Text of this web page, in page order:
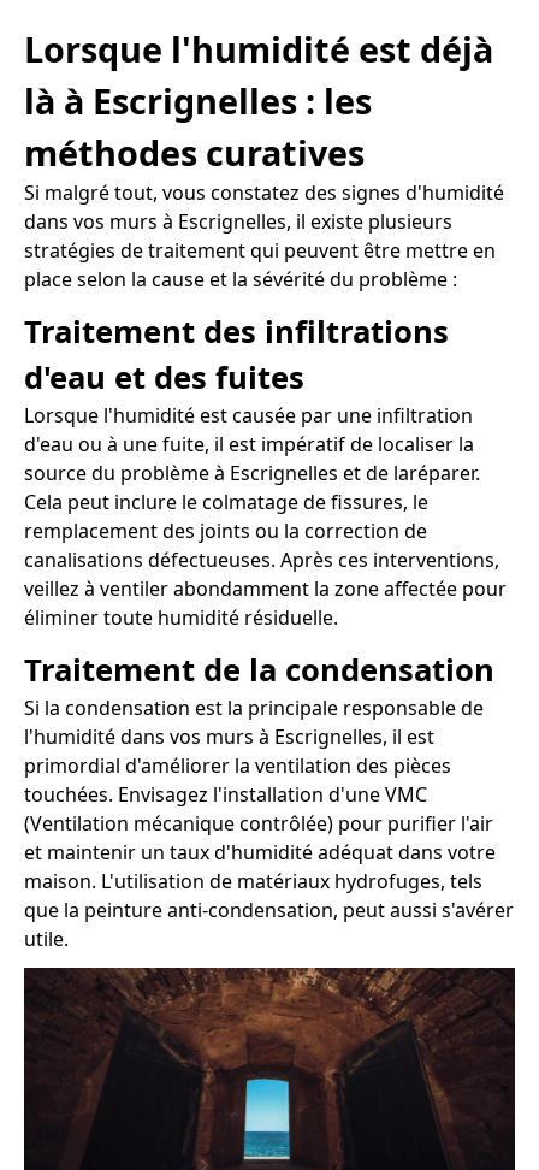
Lorsque l'humidité est déjà
là à Escrignelles : les
méthodes curatives
Si malgré tout, vous constatez des signes d'humidité
dans vos murs à Escrignelles, il existe plusieurs
stratégies de traitement qui peuvent être mettre en
place selon la cause et la sévérité du problème :
Traitement des infiltrations
d'eau et des fuites
Lorsque l'humidité est causée par une infiltration
d'eau ou à une fuite, il est impératif de localiser la
source du problème à Escrignelles et de laréparer.
Cela peut inclure le colmatage de fissures, le
remplacement des joints ou la correction de
canalisations défectueuses. Après ces interventions,
veillez à ventiler abondamment la zone affectée pour
éliminer toute humidité résiduelle.
Traitement de la condensation
Si la condensation est la principale responsable de
l'humidité dans vos murs à Escrignelles, il est
primordial d'améliorer la ventilation des pièces
touchées. Envisagez l'installation d'une VMC
(Ventilation mécanique contrôlée) pour purifier l'air
et maintenir un taux d'humidité adéquat dans votre
maison. L'utilisation de matériaux hydrofuges, tels
que la peinture anti-condensation, peut aussi s'avérer
utile.